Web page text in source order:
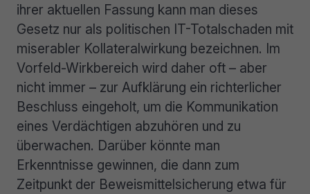
ihrer aktuellen Fassung kann man dieses
Gesetz nur als politischen IT-Totalschaden mit
miserabler Kollateralwirkung bezeichnen. Im
Vorfeld-Wirkbereich wird daher oft – aber
nicht immer – zur Aufklärung ein richterlicher
Beschluss eingeholt, um die Kommunikation
eines Verdächtigen abzuhören und zu
überwachen. Darüber könnte man
Erkenntnisse gewinnen, die dann zum
Zeitpunkt der Beweismittelsicherung etwa für